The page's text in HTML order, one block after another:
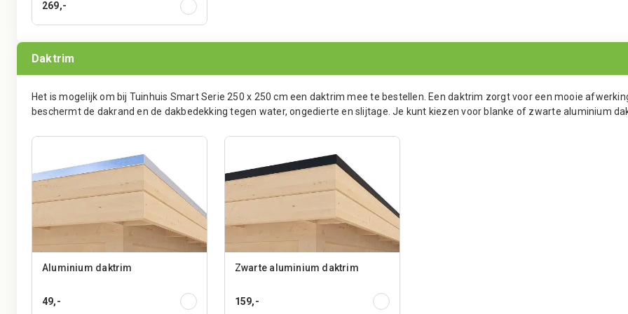
269,-
Daktrim
Het is mogelijk om bij Tuinhuis Smart Serie 250 x 250 cm een daktrim mee te bestellen. Een daktrim zorgt voor een mooie
beschermt de dakrand en de dakbedekking tegen water, ongedierte en slijtage. Je kunt kiezen voor blanke of zwarte aluminium
Aluminium daktrim
49,-
Zwarte aluminium daktrim
159,-